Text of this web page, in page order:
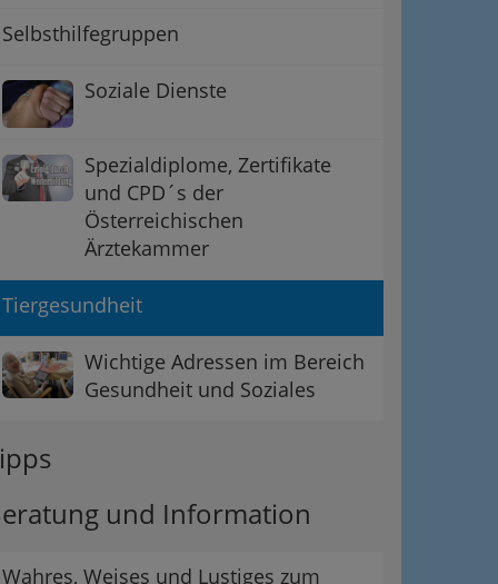
Selbsthilfegruppen
Soziale Dienste
Spezialdiplome, Zertifikate
und CPD´s der
Österreichischen
Ärztekammer
Tiergesundheit
Wichtige Adressen im Bereich
Gesundheit und Soziales
und Information
Wahres, Weises und Lustiges zum